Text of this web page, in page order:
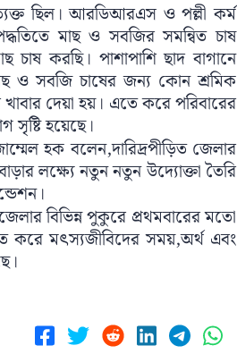
ছিল। আরডিআরএস ও পল্লী কর্ম
মাছ ও সবজির সমন্বিত চাষ
চাষ করছি। পাশাপাশি ছাদ বাগানে
ও সবজি চাষের জন্য কোন শ্রমিক
দেয়া হয়। এতে করে পরিবারের
সৃষ্টি হয়েছে।
হক বলেন,দারিদ্রপীড়িত জেলার
লক্ষ্যে নতুন নতুন উদ্যোক্তা তৈরি
বিভিন্ন পুকুরে প্রথমবারের মতো
করে মৎস্যজীবিদের সময়,অর্থ এবং